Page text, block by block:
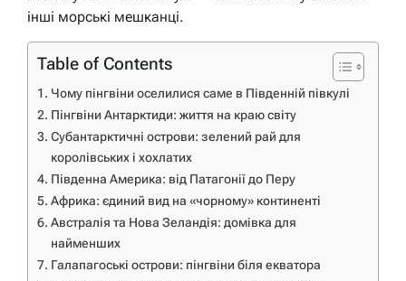
інші морські мешканці.
Table of Contents
Чому пінгвіни оселилися саме в Південній півкулі
Пінгвіни Антарктиди: життя на краю світу
Субантарктичні острови: зелений рай для
королівських і хохлатих
Південна Америка: від Патагонії до Перу
Африка: єдиний вид на «чорному» континенті
Австралія та Нова Зеландія: домівка для
найменших
Галапагоські острови: пінгвіни біля екватора